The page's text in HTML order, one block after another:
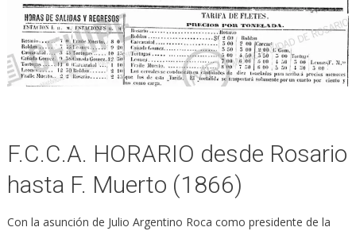
F.C.C.A. HORARIO desde Rosario
hasta F. Muerto (1866)
Con la asunción de Julio Argentino Roca como presidente de la